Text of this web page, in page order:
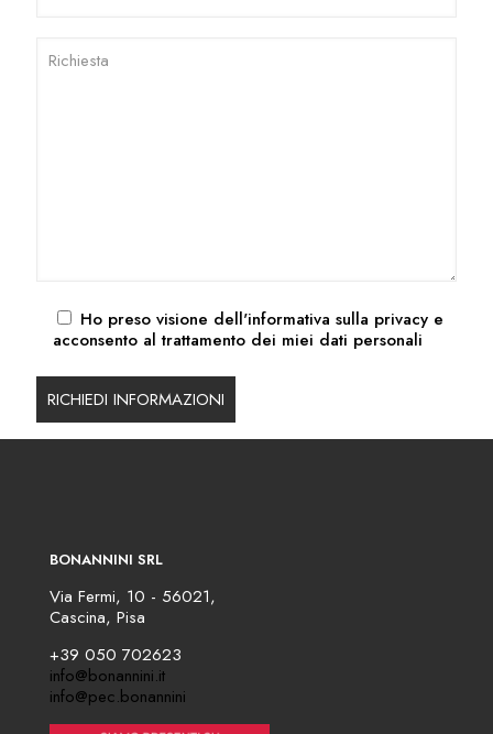
Ho preso visione dell'informativa sulla privacy e
acconsento al trattamento dei miei dati personali
BONANNINI SRL
Via Fermi, 10 - 56021,
Cascina, Pisa
+39 050 702623
info@bonannini.it
info@pec.bonannini